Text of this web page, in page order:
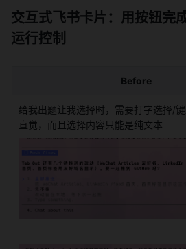
交互式飞书卡片：用按钮完
运行控制
Before
给我出题让我选择时，需要打字选择/
直觉，而且选择内容只能是纯文本